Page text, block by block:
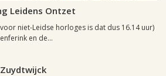
Leidens Ontzet
niet-Leidse horloges is dat dus 16.14 uur)
en de...